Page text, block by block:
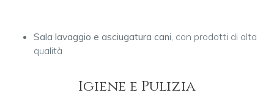
Sala lavaggio e asciugatura cani , con prodotti di alta
qualità
Igiene e Pulizia